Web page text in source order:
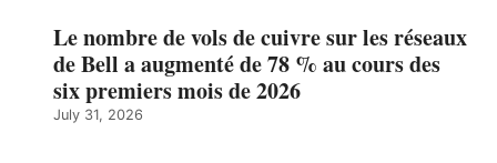
Le nombre de vols de cuivre sur les réseaux
de Bell a augmenté de 78 % au cours des
six premiers mois de 2026
July 31, 2026